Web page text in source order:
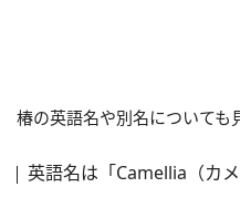
椿の英語名や別名についても
英語名は「Camellia（カメ